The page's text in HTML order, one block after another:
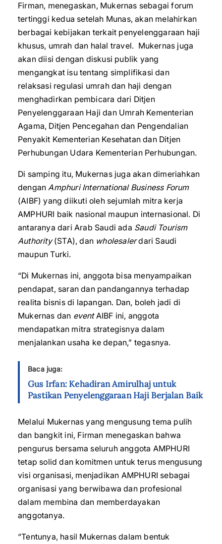
Firman, menegaskan, Mukernas sebagai forum
tertinggi kedua setelah Munas, akan melahirkan
berbagai kebijakan terkait penyelenggaraan haji
khusus, umrah dan halal travel. Mukernas juga
akan diisi dengan diskusi publik yang
mengangkat isu tentang simplifikasi dan
relaksasi regulasi umrah dan haji dengan
menghadirkan pembicara dari Ditjen
Penyelenggaraan Haji dan Umrah Kementerian
Agama, Ditjen Pencegahan dan Pengendalian
Penyakit Kementerian Kesehatan dan Ditjen
Perhubungan Udara Kementerian Perhubungan.
Di samping itu, Mukernas juga akan dimeriahkan
denganAmphuri International Business Forum
(AIBF) yang diikuti oleh sejumlah mitra kerja
AMPHURI baik nasional maupun internasional. Di
antaranya dari Arab Saudi ada Saudi Tourism
Authority(STA), dan wholesalerdari Saudi
maupun Turki.
“Di Mukernas ini, anggota bisa menyampaikan
pendapat, saran dan pandangannya terhadap
realita bisnis di lapangan. Dan, boleh jadi di
Mukernas dan eventAIBF ini, anggota
mendapatkan mitra strategisnya dalam
menjalankan usaha ke depan,” tegasnya.
Baca juga:
Gus Irfan: Kehadiran Amirulhaj untuk
Pastikan Penyelenggaraan Haji Berjalan Baik
Melalui Mukernas yang mengusung tema pulih
dan bangkit ini, Firman menegaskan bahwa
pengurus bersama seluruh anggota AMPHURI
tetap solid dan komitmen untuk terus mengusung
visi organisasi, menjadikan AMPHURI sebagai
organisasi yang berwibawa dan profesional
dalam membina dan memberdayakan
anggotanya.
“Tentunya, hasil Mukernas dalam bentuk